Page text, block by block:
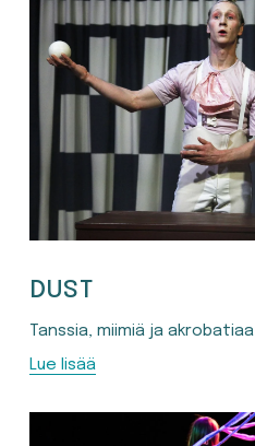
DUST
Tanssia, miimiä ja akrobatiaa
Lue lisää